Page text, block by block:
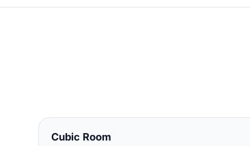
Cubic Room